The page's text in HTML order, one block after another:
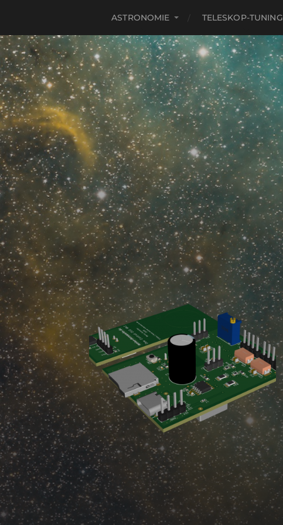
ASTRONOMIE TELESKOP-TUNING